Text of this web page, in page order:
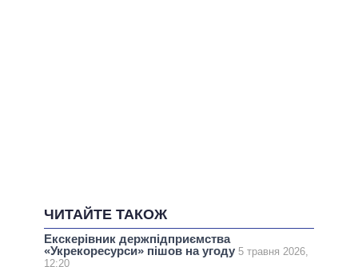
ЧИТАЙТЕ ТАКОЖ
Екскерівник держпідприємства
«Укрекоресурси» пішов на угоду 5 травня 2026,
12:20